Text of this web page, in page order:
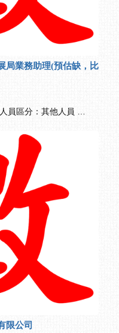
局業務助理(預估缺，比
員區分：其他人員 …
限公司